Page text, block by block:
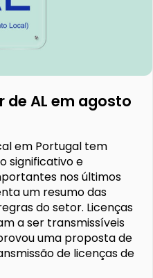
de AL em agosto
em Portugal tem
significativo e
nos últimos
um resumo das
do setor. Licenças
a ser transmissíveis
uma proposta de
de licenças de